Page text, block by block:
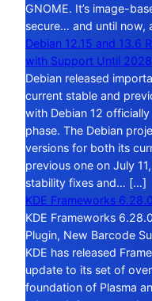
GNOME. It’s image-
secure… and until
Debian 12.15 and 13.6
with Support Until 2028
Debian released
current stable and
with Debian 12
phase. The Debian
versions for both its
previous one on July
stability fixes and… […]
KDE Frameworks
KDE Frameworks
Plugin, New Barcode
KDE has released
update to its set of
foundation of Plasma